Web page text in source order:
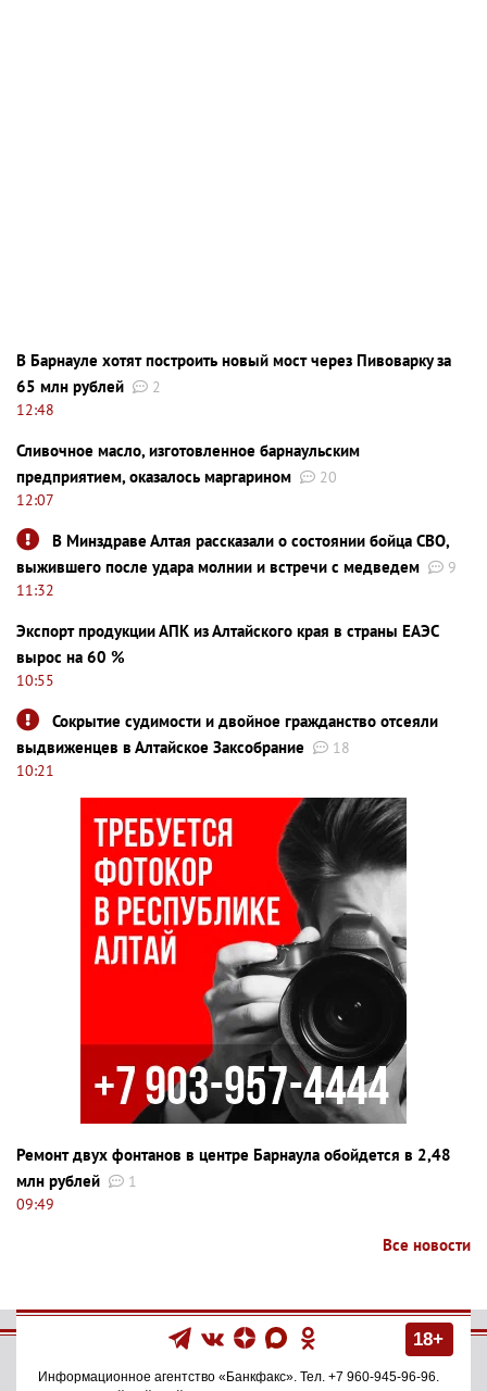
В Барнауле хотят построить новый мост через Пивоварку за
65 млн рублей
2
12:48
Сливочное масло, изготовленное барнаульским
предприятием, оказалось маргарином
20
12:07
В Минздраве Алтая рассказали о состоянии бойца СВО,
выжившего после удара молнии и встречи с медведем
9
11:32
Экспорт продукции АПК из Алтайского края в страны ЕАЭС
вырос на 60 %
10:55
Сокрытие судимости и двойное гражданство отсеяли
выдвиженцев в Алтайское Заксобрание
18
10:21
Ремонт двух фонтанов в центре Барнаула обойдется в 2,48
млн рублей
1
09:49
Все новости
18+
Информационное агентство «Банкфакс» . Тел. +7 960-945-96-96